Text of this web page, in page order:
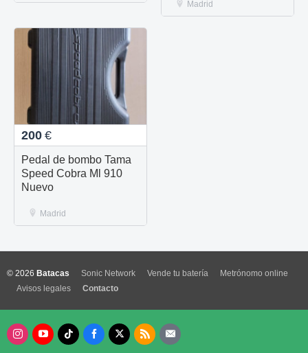
Madrid
200 €
Pedal de bombo Tama
Speed Cobra Ml 910
Nuevo
Madrid
© 2026 Batacas Sonic Network Vende tu batería
Metrónomo online
Avisos legales
Contacto